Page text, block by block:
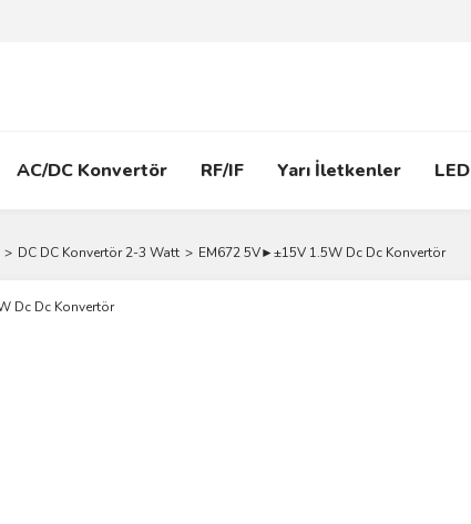
AC/DC Konvertör RF/IF Yarı İletkenler LED
DC DC Konvertör 2-3 Watt EM672 5V►±15V 1.5W Dc Dc Konvertör